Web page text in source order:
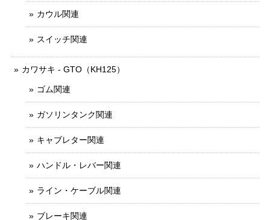
カウル関連
スイッチ関連
カワサキ - GTO（KH125）
ゴム関連
ガソリンタンク関連
キャブレター関連
ハンドル・レバー関連
ライン・ケーブル関連
ブレーキ関連